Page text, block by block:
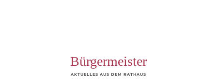
Bürgermeister
AKTUELLES AUS DEM RATHAUS